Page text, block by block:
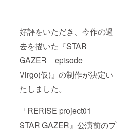
好評をいただき、今作の過
去を描いた『STAR
GAZER episode
Virgo(仮)』の制作が決定い
たしました。
『RERISE project01
STAR GAZER』公演前のプ